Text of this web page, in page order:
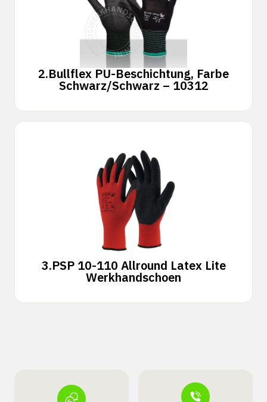
2.Bullflex PU-Beschichtung, Farbe
Schwarz/Schwarz – 10312
3.PSP 10-110 Allround Latex Lite
Werkhandschoen